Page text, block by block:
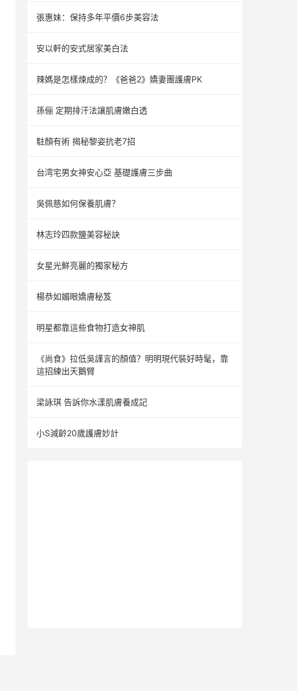
張惠妹：保持多年平價6步美容法
安以軒的安式居家美白法
辣媽是怎樣煉成的？《爸爸2》嬌妻團護膚PK
孫俪 定期排汗法讓肌膚嫩白透
駐顏有術 揭秘黎姿抗老7招
台湾宅男女神安心亞 基礎護膚三步曲
吳佩慈如何保養肌膚？
林志玲四款鹽美容秘訣
女星光鮮亮麗的獨家秘方
楊恭如媚眼嬌膚秘笈
明星都靠這些食物打造女神肌
《尚食》拉低吳謹言的顏值？明明現代裝好時髦，靠
這招練出天鵝臂
梁詠琪 告訴你水漾肌膚養成記
小S減齡20歲護膚妙計